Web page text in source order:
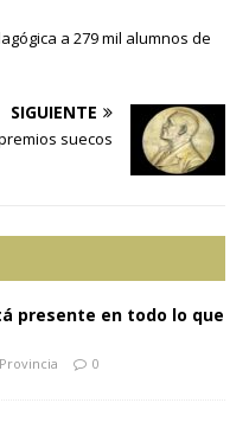
a 279 mil alumnos de
SIGUIENTE
suecos
presente en todo lo que
0